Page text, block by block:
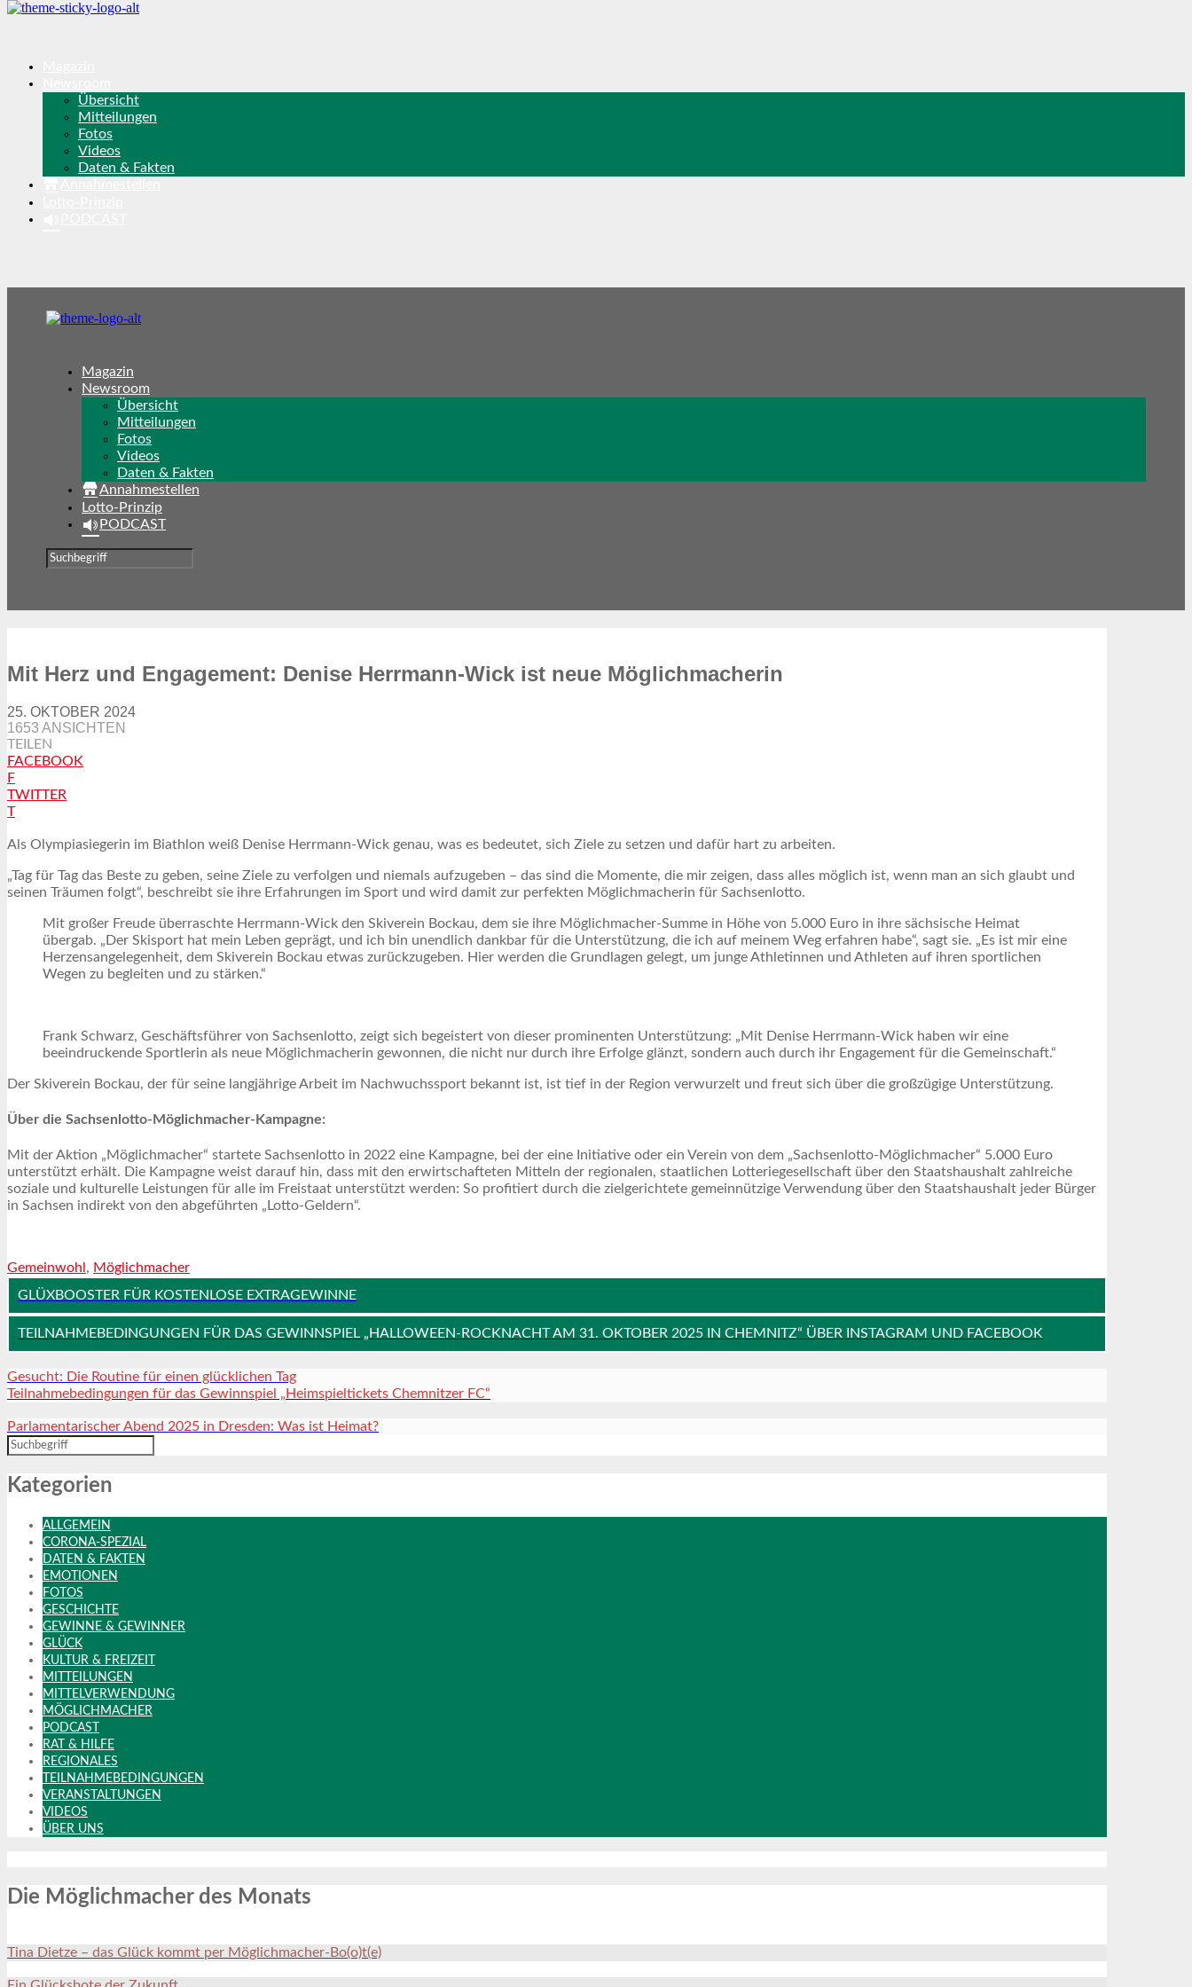
Übersicht
Mitteilungen
Fotos
Videos
Daten & Fakten
Magazin
Newsroom
Übersicht
Mitteilungen
Fotos
Videos
Daten & Fakten
Annahmestellen
Lotto-Prinzip
PODCAST
Mit Herz und Engagement: Denise Herrmann-Wick ist neue Möglichmacherin
25. OKTOBER 2024
1653 ANSICHTEN
TEILEN
FACEBOOK
F
TWITTER
T
Als Olympiasiegerin im Biathlon weiß Denise Herrmann-Wick genau, was es bedeutet, sich Ziele zu setzen und dafür hart zu arbeiten.
„Tag für Tag das Beste zu geben, seine Ziele zu verfolgen und niemals aufzugeben – das sind die Momente, die mir zeigen, dass alles möglich ist, wenn man an sich glaubt und
seinen Träumen folgt“, beschreibt sie ihre Erfahrungen im Sport und wird damit zur perfekten Möglichmacherin für Sachsenlotto.
Mit großer Freude überraschte Herrmann-Wick den Skiverein Bockau, dem sie ihre Möglichmacher-Summe in Höhe von 5.000 Euro in ihre sächsische Heimat
übergab. „Der Skisport hat mein Leben geprägt, und ich bin unendlich dankbar für die Unterstützung, die ich auf meinem Weg erfahren habe“, sagt sie. „Es ist mir eine
Herzensangelegenheit, dem Skiverein Bockau etwas zurückzugeben. Hier werden die Grundlagen gelegt, um junge Athletinnen und Athleten auf ihren sportlichen
Wegen zu begleiten und zu stärken.“
Frank Schwarz, Geschäftsführer von Sachsenlotto, zeigt sich begeistert von dieser prominenten Unterstützung: „Mit Denise Herrmann-Wick haben wir eine
beeindruckende Sportlerin als neue Möglichmacherin gewonnen, die nicht nur durch ihre Erfolge glänzt, sondern auch durch ihr Engagement für die Gemeinschaft.“
Der Skiverein Bockau, der für seine langjährige Arbeit im Nachwuchssport bekannt ist, ist tief in der Region verwurzelt und freut sich über die großzügige Unterstützung.
Über die Sachsenlotto-Möglichmacher-Kampagne:
Mit der Aktion „Möglichmacher“ startete Sachsenlotto in 2022 eine Kampagne, bei der eine Initiative oder ein Verein von dem „Sachsenlotto-Möglichmacher“ 5.000 Euro
unterstützt erhält. Die Kampagne weist darauf hin, dass mit den erwirtschafteten Mitteln der regionalen, staatlichen Lotteriegesellschaft über den Staatshaushalt zahlreiche
soziale und kulturelle Leistungen für alle im Freistaat unterstützt werden: So profitiert durch die zielgerichtete gemeinnützige Verwendung über den Staatshaushalt jeder Bürger
in Sachsen indirekt von den abgeführten „Lotto-Geldern“.
Gemeinwohl , Möglichmacher
GLÜXBOOSTER FÜR KOSTENLOSE EXTRAGEWINNE
TEILNAHMEBEDINGUNGEN FÜR DAS GEWINNSPIEL „HALLOWEEN-ROCKNACHT AM 31. OKTOBER 2025 IN CHEMNITZ“ ÜBER INSTAGRAM UND FACEBOOK
Gesucht: Die Routine für einen glücklichen Tag
Teilnahmebedingungen für das Gewinnspiel „Heimspieltickets Chemnitzer FC“
Parlamentarischer Abend 2025 in Dresden: Was ist Heimat?
Kategorien
ALLGEMEIN
CORONA-SPEZIAL
DATEN & FAKTEN
EMOTIONEN
FOTOS
GESCHICHTE
GEWINNE & GEWINNER
GLÜCK
KULTUR & FREIZEIT
MITTEILUNGEN
MITTELVERWENDUNG
MÖGLICHMACHER
PODCAST
RAT & HILFE
REGIONALES
TEILNAHMEBEDINGUNGEN
VERANSTALTUNGEN
VIDEOS
ÜBER UNS
Die Möglichmacher des Monats
Tina Dietze – das Glück kommt per Möglichmacher-Bo(o)t(e)